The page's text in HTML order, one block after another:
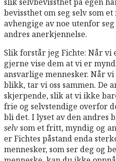
slik selvbevissthet på egen
bevissthet om seg selv som
avhengige av noe utenfor
andres anerkjennelse.
Slik forstår jeg Fichte: Når vi
gjerne vise dem at vi er
ansvarlige mennesker. Når
blikk, tar vi oss sammen. De
skjerpende, slik at vi ikke
frie og selvstendige overfor
bli det. I lyset av den andres
selv som et fritt, myndig og
er Fichtes påstand enda
mennesker, som ser deg og